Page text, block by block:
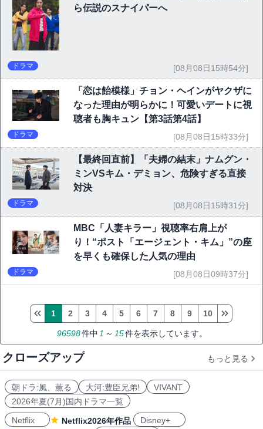
ら伝説のスナイパーへ
ドラマ [08月08日15時54分]
「恋は飴模様」チョン・ヘインがヤクザに
なった理由が明らかに！可愛いデートに視
聴者も胸キュン【第3話第4話】
ドラマ [08月08日15時33分]
【最終回直前】「夫婦の結末」ナムグン・
ミンVSキム・デミョン、危険すぎる直接
対決
ドラマ [08月08日15時31分]
MBC「人妻キラー」視聴率右肩上が
り！“ポスト「エージェント・キム」”の座
を早くも確保した人気の理由
ドラマ [08月08日09時37分]
96598件中 1 ～ 15件を表示しています。
1 2 3 4 5 6 7 8 9 10
クローズアップ もっと見る
朝ドラ:風、薫る 大河:豊臣兄弟!
VIVANT
2026年夏(7月)国内ドラマ一覧
Netflix
Netflix2026年作品
Disney+